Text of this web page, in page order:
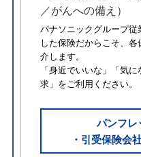
／がんへの備え）
パナソニックグループ従
した保険だからこそ、
介します。
「身近でいいな」「気
求」をご利用ください。
パンフレ
・引受保険会